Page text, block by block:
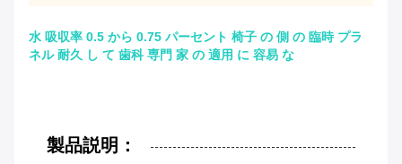
水 吸収率 0.5 から 0.75 パーセント 椅子 の 側 の 臨時 プラ
ネル 耐久 し て 歯科 専門 家 の 適用 に 容易 な
製品説明：